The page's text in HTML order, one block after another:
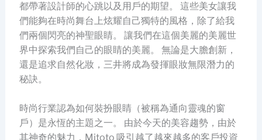
都帶著設計師的心跳以及用戶的期望。 這些美女讓我
們能夠在時尚舞台上炫耀自己獨特的風格，除了給我
們兩個閃亮的神聖眼睛。 讓我們在這個美麗的美麗世
界中探索我們自己的眼睛的美麗。 無論是大膽創新，
還是追求自然化妝，三井將成為發揮眼妝無限潛力的
秘訣。
時尚行業認為如何裝扮眼睛（被稱為通向靈魂的窗
戶）是永恆的主題之一。 由於今天的美容趨勢，由於
其神奇的魅力，Mitoto 吸引越了越來越多的客戶投資